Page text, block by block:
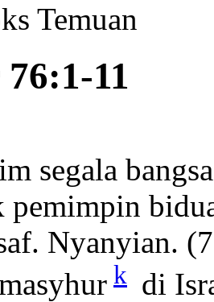
Temuan
11
segala bangsa
pemimpin
Nyanyian.
k di